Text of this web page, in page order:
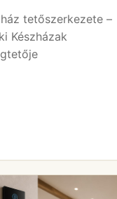
tetőszerkezete –
Készházak